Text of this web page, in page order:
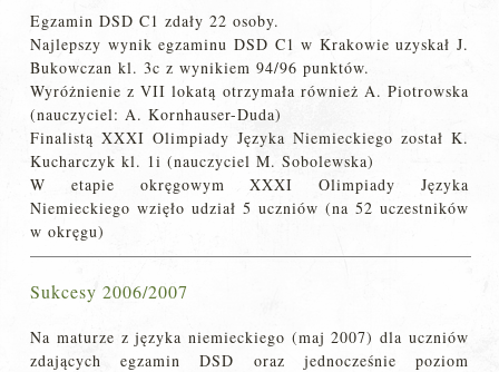
Egzamin DSD C1 zdały 22 osoby.
Najlepszy wynik egzaminu DSD C1 w Krakowie uzyskał J.
Bukowczan kl. 3c z wynikiem 94/96 punktów.
Wyróżnienie z VII lokatą otrzymała również A. Piotrowska
(nauczyciel: A. Kornhauser-Duda)
Finalistą XXXI Olimpiady Języka Niemieckiego został K.
Kucharczyk kl. 1i (nauczyciel M. Sobolewska)
W etapie okręgowym XXXI Olimpiady Języka
Niemieckiego wzięło udział 5 uczniów (na 52 uczestników
w okręgu)
Sukcesy 2006/2007
Na maturze z języka niemieckiego (maj 2007) dla uczniów
zdających egzamin DSD oraz jednocześnie poziom